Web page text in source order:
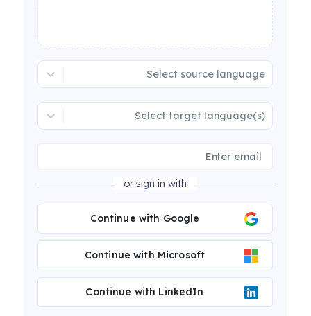
Select source language
Select target language(s)
or sign in with
Continue with Google
Continue with Microsoft
Continue with LinkedIn